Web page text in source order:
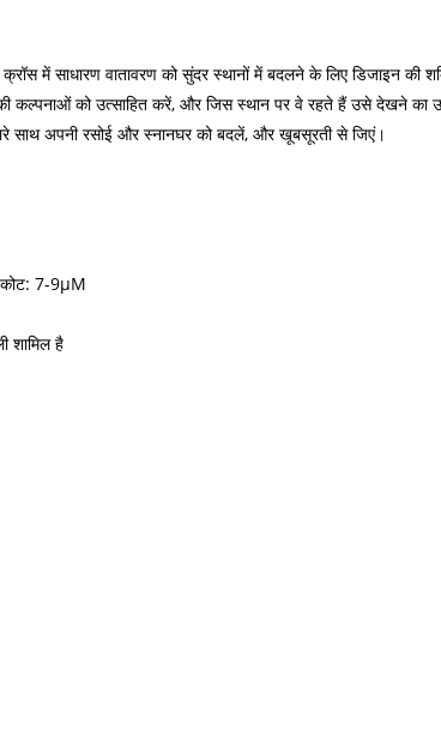
में साधारण वातावरण को सुंदर स्थानों में बदलने के लिए डिजाइन की
कल्पनाओं को उत्साहित करें, और जिस स्थान पर वे रहते हैं उसे देखने का
साथ अपनी रसोई और स्नानघर को बदलें, और खूबसूरती से जिएं।
कोट: 7-9μM
शामिल है